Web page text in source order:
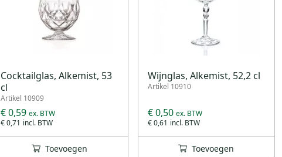
Cocktailglas, Alkemist, 53
cl
Artikel 10909
€ 0,71
€ 0,59
Toevoegen
Wijnglas, Alkemist, 52,2 cl
Artikel 10910
€ 0,61
€ 0,50
Toevoegen